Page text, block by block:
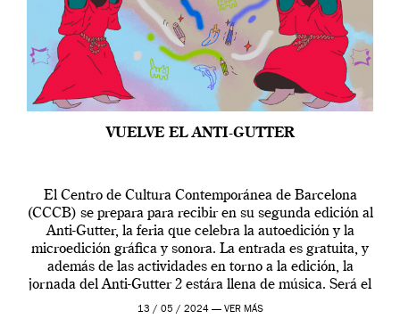
VUELVE EL ANTI-GUTTER
El Centro de Cultura Contemporánea de Barcelona
(CCCB) se prepara para recibir en su segunda edición al
Anti-Gutter, la feria que celebra la autoedición y la
microedición gráfica y sonora. La entrada es gratuita, y
además de las actividades en torno a la edición, la
jornada del Anti-Gutter 2 estára llena de música. Será el
[…]
13 / 05 / 2024 — VER MÁS